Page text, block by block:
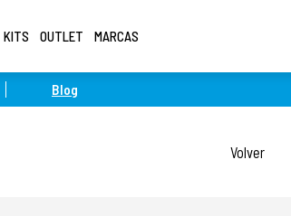
Blog
KITS OUTLET MARCAS
Volver